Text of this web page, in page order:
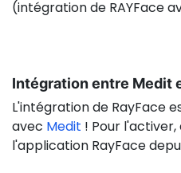
(intégration de RAYFace
Intégration entre Medit
L'intégration de RayFace
avec Medit ! Pour
l'application RayFace